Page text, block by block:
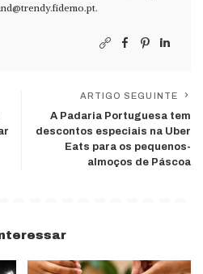
.
ARTIGO SEGUINTE
A Padaria Portuguesa tem
descontos especiais na Uber
Eats para os pequenos-
almoços de Páscoa